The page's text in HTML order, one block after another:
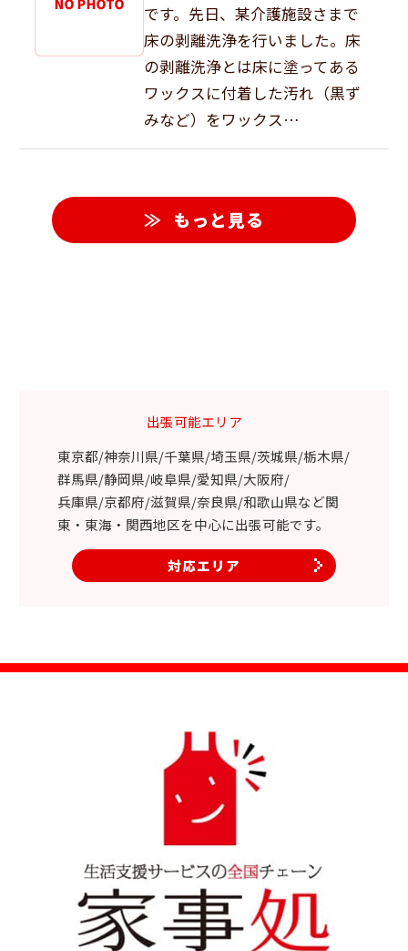
です。先日、某介護施設さまで
床の剥離洗浄を行いました。床
の剥離洗浄とは床に塗ってある
ワックスに付着した汚れ（黒ず
みなど）をワックス…
もっと見る
出張可能エリア
東京都/神奈川県/千葉県/埼玉県/茨城県/栃木県/
群馬県/静岡県/岐阜県/愛知県/大阪府/
兵庫県/京都府/滋賀県/奈良県/和歌山県など関
東・東海・関西地区を中心に出張可能です。
対応エリア